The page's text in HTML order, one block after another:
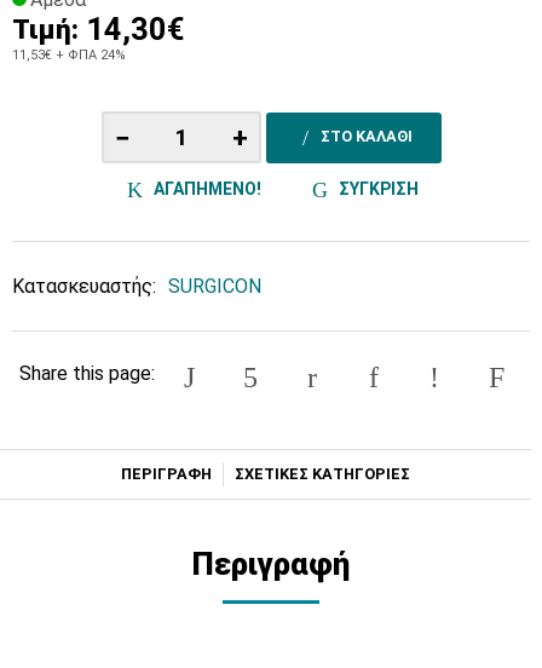
Τιμή: 14,30€
11,53€ + ΦΠΑ 24%
− + ΣΤΟ ΚΑΛΑΘΙ
ΑΓΑΠΗΜΕΝΟ! ΣΥΓΚΡΙΣΗ
Κατασκευαστής: SURGICON
Share this page:
ΠΕΡΙΓΡΑΦΗ ΣΧΕΤΙΚΕΣ ΚΑΤΗΓΟΡΙΕΣ
Περιγραφή